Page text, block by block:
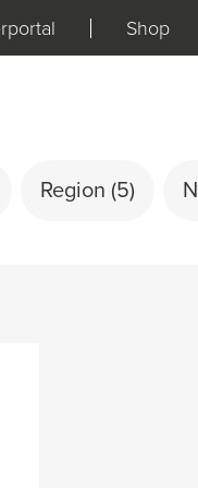
Shop
Region (5)